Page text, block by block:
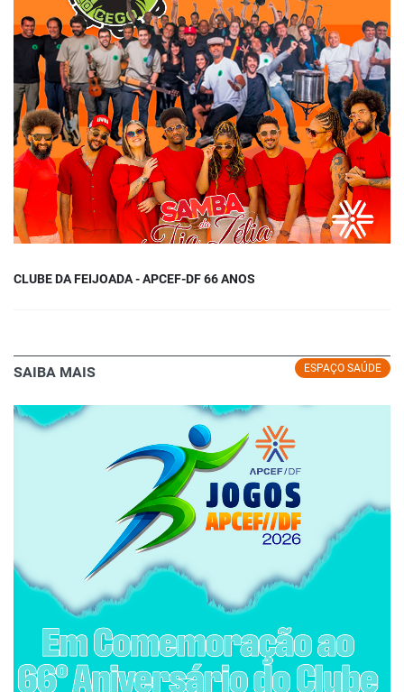
CLUBE DA FEIJOADA - APCEF-DF 66 ANOS
ESPAÇO SAÚDE
SAIBA MAIS